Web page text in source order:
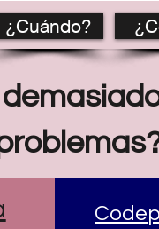
¿Cuándo?